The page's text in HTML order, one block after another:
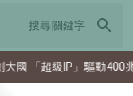
search
超級IP」驅動400兆韓元